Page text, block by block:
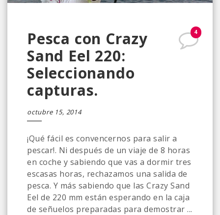
4
Pesca con Crazy
Sand Eel 220:
Seleccionando
capturas.
octubre 15, 2014
¡Qué fácil es convencernos para salir a
pescar!. Ni después de un viaje de 8 horas
en coche y sabiendo que vas a dormir tres
escasas horas, rechazamos una salida de
pesca. Y más sabiendo que las Crazy Sand
Eel de 220 mm están esperando en la caja
de señuelos preparadas para demostrar ...